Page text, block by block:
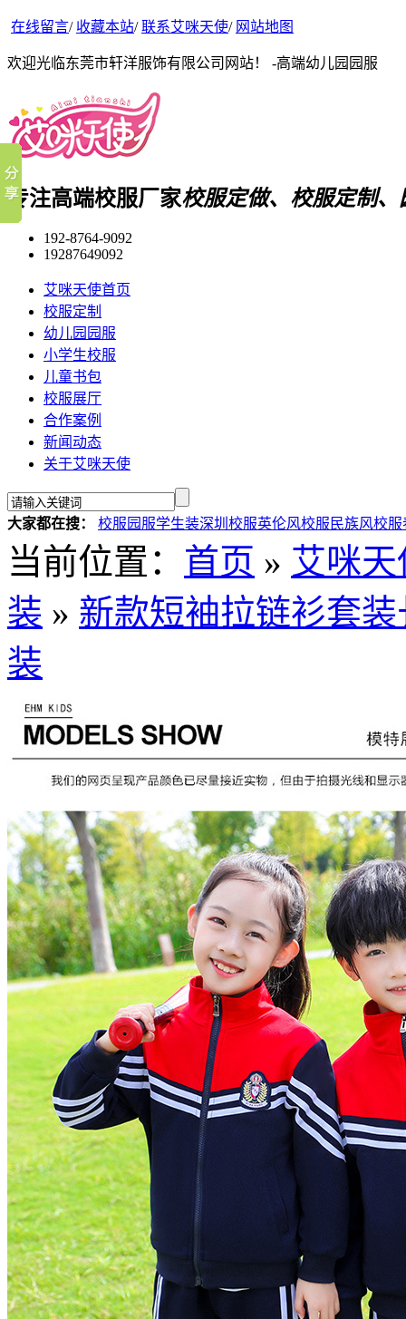
在线留言/ 收藏本站/联系艾咪天使/ 网站地图
欢迎光临东莞市轩洋服饰有限公司网站！ -高端幼儿园园服
专注高端校服厂家校服定做、校服定制
192-8764-9092
19287649092
艾咪天使首页
校服定制
幼儿园园服
小学生校服
儿童书包
校服展厅
合作案例
新闻动态
关于艾咪天使
大家都在搜： 校服 园服学生装深圳校服英伦风校服 民族风校服
当前位置： 首页 » 艾咪
装 » 新款短袖拉链衫套
装